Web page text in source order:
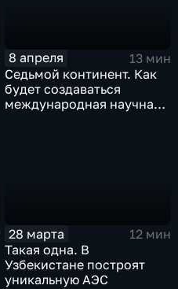
8 апреля
13 мин
Седьмой континент. Как
будет создаваться
международная научная
28 марта
12 мин
Такая одна. В
Узбекистане построят
уникальную АЭС